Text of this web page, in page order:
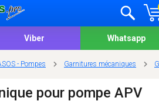
Viber Whatsapp
- Pompes Garnitures mécaniques
pour pompe APV